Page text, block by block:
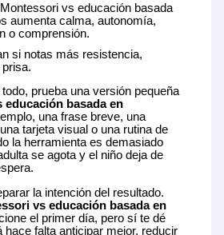
vs educación basada
aumenta calma, autonomía,
o comprensión.
si notas más resistencia,
prueba una versión pequeña
educación basada en
una frase breve, una
tarjeta visual o una rutina de
la herramienta es demasiado
se agota y el niño deja de
la intención del resultado.
vs educación basada en
el primer día, pero sí te dé
hace falta anticipar mejor, reducir